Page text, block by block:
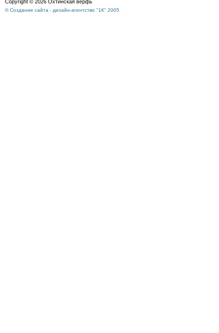
Copyright © 2026 Охтинская верфь
© Создание сайта - дизайн-агентство "1К" 2005